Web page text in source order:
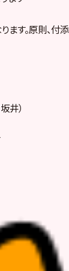
す。原則、付
井）